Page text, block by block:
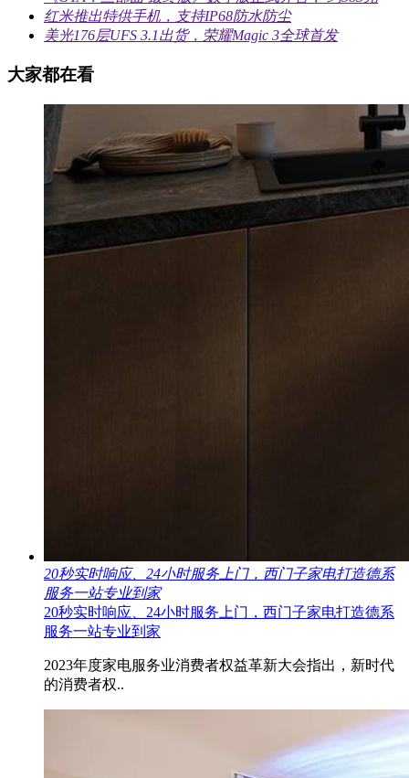
红米推出特供手机，支持IP68防水防尘
美光176层UFS 3.1出货，荣耀Magic 3全球首发
大家都在看
20秒实时响应、24小时服务上门，西门子家电打造德系
服务一站专业到家
20秒实时响应、24小时服务上门，西门子家电打造德系
服务一站专业到家
2023年度家电服务业消费者权益革新大会指出，新时代
的消费者权..